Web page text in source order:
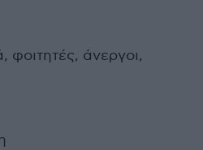
φοιτητές, άνεργοι,